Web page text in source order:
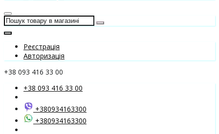
Реєстрація
Авторизація
+38 093 416 33 00
+38 093 416 33 00
+380934163300
+380934163300